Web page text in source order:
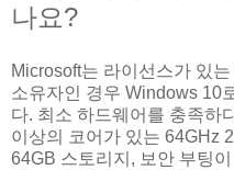
나요?
Microsoft는 라이선스가 있
소유자인 경우 Windows 10
다. 최소 하드웨어를 충족하
이상의 코어가 있는 64GHz
64GB 스토리지, 보안 부팅